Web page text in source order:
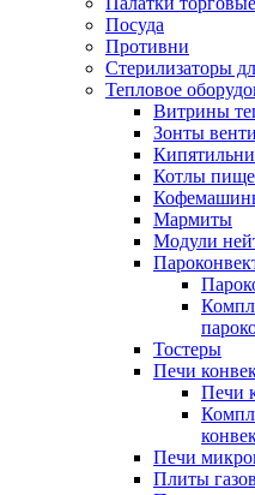
Посуда
Противни
Стерилизаторы
Тепловое
Витрины
Зонты
Котлы
Мармиты
Модули
Тостеры
Печи
Печи
Печи
Плиты